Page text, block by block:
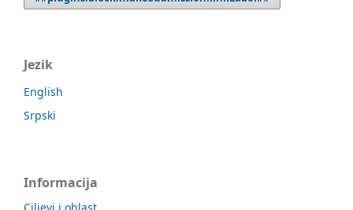
Jezik
English
Srpski
Informacija
Ciljevi i oblast